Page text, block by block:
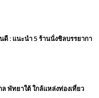
ดี : แนะนำ 5 ร้านนั่งชิลบรรยากา
พัทยาใต้ ใกล้แหล่งท่องเที่ยว